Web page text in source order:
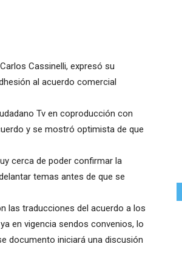
Cassinelli, expresó su
al acuerdo comercial
Tv en coproducción con
y se mostró optimista de que
cerca de poder confirmar la
temas antes de que se
las traducciones del acuerdo a los
en vigencia sendos convenios, lo
documento iniciará una discusión